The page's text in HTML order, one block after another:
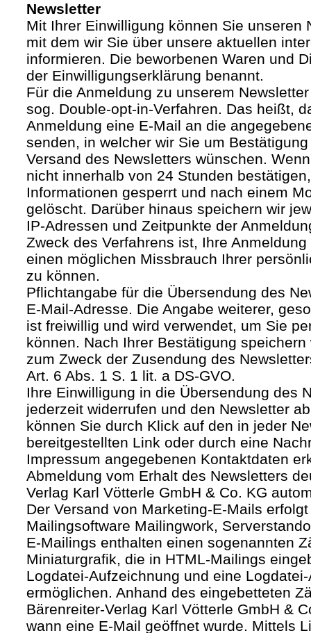
Newsletter
Mit Ihrer Einwilligung können Sie unseren
mit dem wir Sie über unsere aktuellen
informieren. Die beworbenen Waren und
der Einwilligungserklärung benannt.
Für die Anmeldung zu unserem
sog. Double-opt-in-Verfahren. Das heißt,
Anmeldung eine E-Mail an die
senden, in welcher wir Sie um
Versand des Newsletters wünschen.
nicht innerhalb von 24 Stunden
Informationen gesperrt und nach einem
gelöscht. Darüber hinaus speichern wir
IP-Adressen und Zeitpunkte der
Zweck des Verfahrens ist, Ihre
einen möglichen Missbrauch Ihrer
zu können.
Pflichtangabe für die Übersendung des
E-Mail-Adresse. Die Angabe weiterer,
ist freiwillig und wird verwendet, um Sie
können. Nach Ihrer Bestätigung
zum Zweck der Zusendung des
Art. 6 Abs. 1 S. 1 lit. a DS-GVO.
Ihre Einwilligung in die Übersendung des
jederzeit widerrufen und den Newsletter
können Sie durch Klick auf den in jeder
bereitgestellten Link oder durch eine
Impressum angegebenen Kontaktdaten
Abmeldung vom Erhalt des Newsletters
Verlag Karl Vötterle GmbH & Co. KG
Der Versand von Marketing-E-Mails
Mailingsoftware Mailingwork,
E-Mailings enthalten einen sogenannten
Miniaturgrafik, die in HTML-Mailings
Logdatei-Aufzeichnung und eine
ermöglichen. Anhand des eingebetteten
Bärenreiter-Verlag Karl Vötterle GmbH &
wann eine E-Mail geöffnet wurde. Mittels